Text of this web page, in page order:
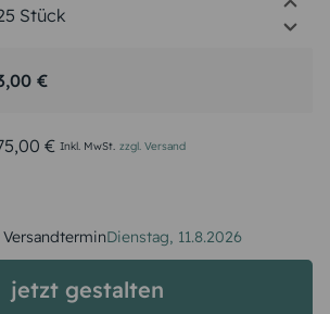
€
€ Inkl. MwSt. zzgl. Versand
Dienstag, 11.8.2026
jetzt gestalten